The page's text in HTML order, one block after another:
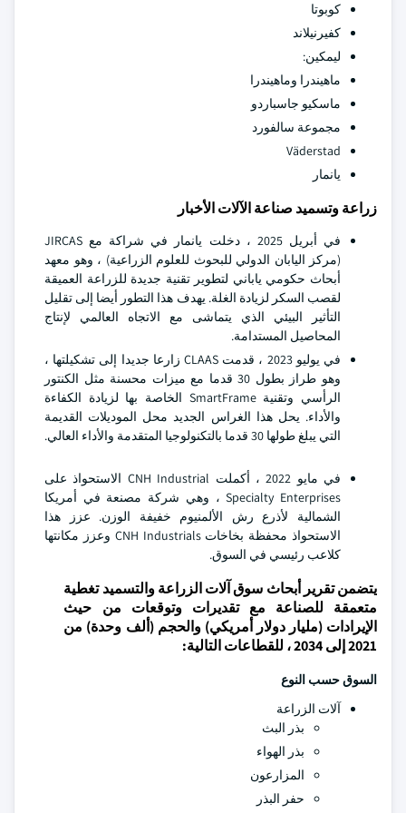
كوبوتا
كفيرنيلاند
ليمكين:
ماهيندرا وماهيندرا
ماسكيو جاسباردو
مجموعة سالفورد
Väderstad
يانمار
زراعة وتسميد صناعة الآلات الأخبار
في أبريل 2025 ، دخلت يانمار في شراكة مع JIRCAS
(مركز اليابان الدولي للبحوث للعلوم الزراعية) ، وهو معهد
أبحاث حكومي ياباني لتطوير تقنية جديدة للزراعة العميقة
لقصب السكر لزيادة الغلة. يهدف هذا التطور أيضا إلى تقليل
التأثير البيئي الذي يتماشى مع الاتجاه العالمي لإنتاج
المحاصيل المستدامة.
في يوليو 2023 ، قدمت CLAAS زارعا جديدا إلى تشكيلتها ،
وهو طراز بطول 30 قدما مع ميزات محسنة مثل الكنتور
الرأسي وتقنية SmartFrame الخاصة بها لزيادة الكفاءة
والأداء. يحل هذا الغراس الجديد محل الموديلات القديمة
التي يبلغ طولها 30 قدما بالتكنولوجيا المتقدمة والأداء العالي.
في مايو 2022 ، أكملت CNH Industrial الاستحواذ على
Specialty Enterprises ، وهي شركة مصنعة في أمريكا
الشمالية لأذرع رش الألمنيوم خفيفة الوزن. عزز هذا
الاستحواذ محفظة بخاخات CNH Industrials وعزز مكانتها
كلاعب رئيسي في السوق.
يتضمن تقرير أبحاث سوق آلات الزراعة والتسميد تغطية
متعمقة للصناعة مع تقديرات وتوقعات من حيث
الإيرادات (مليار دولار أمريكي) والحجم (ألف وحدة) من
2021 إلى 2034 ، للقطاعات التالية:
السوق حسب النوع
آلات الزراعة
بذر البث
بذر الهواء
المزارعون
حفر البذر